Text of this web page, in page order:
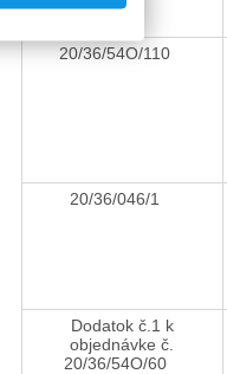
20/36/54O/110
20/36/046/1
Dodatok č.1 k
objednávke č.
20/36/54O/60